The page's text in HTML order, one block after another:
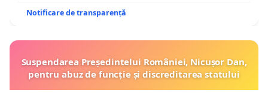
Notificare de transparență
Suspendarea Președintelui României, Nicușor Dan,
pentru abuz de funcție și discreditarea statului